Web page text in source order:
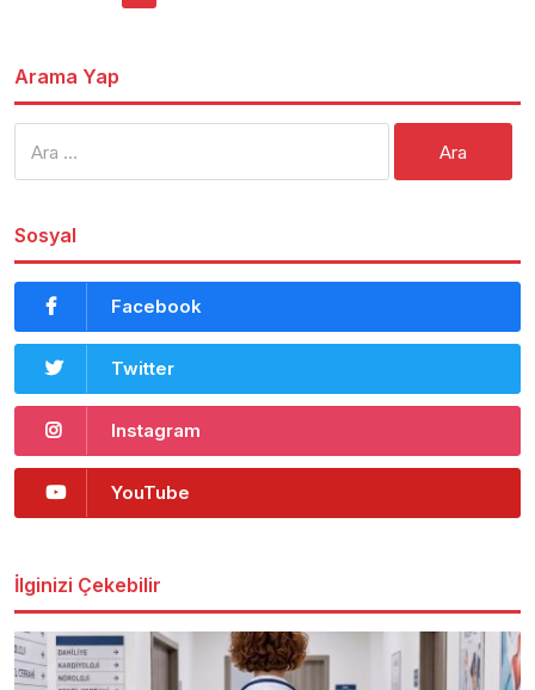
Arama Yap
Sosyal
Facebook
Twitter
Instagram
YouTube
İlginizi Çekebilir